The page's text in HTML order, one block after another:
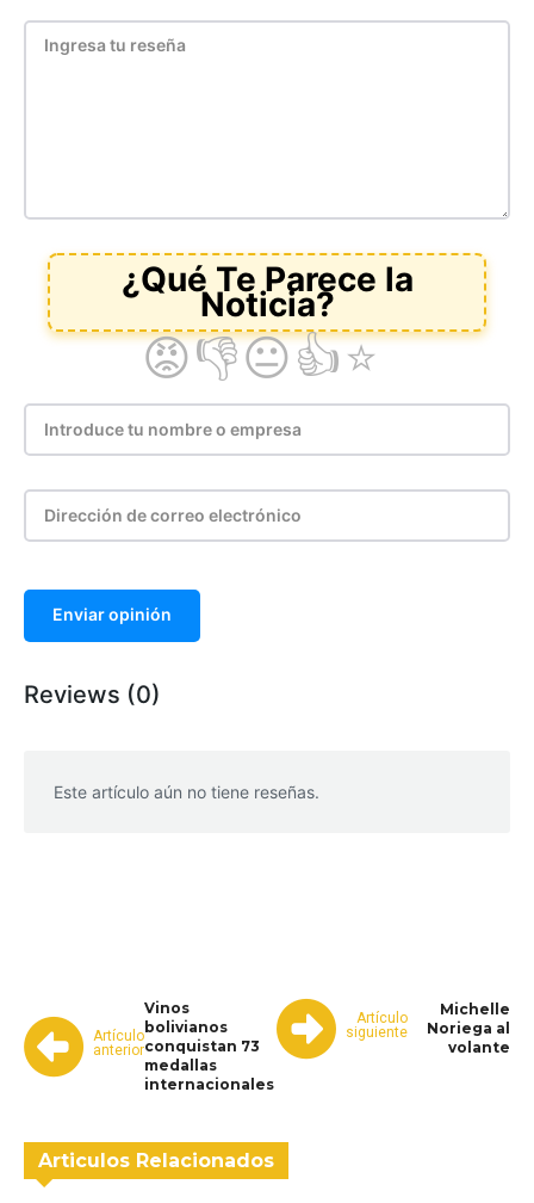
Enviar opinión
Reviews (0)
Este artículo aún no tiene reseñas.
Artículo
anterior
Vinos
bolivianos
conquistan 73
medallas
internacionales
Artículo
siguiente
Michelle
Noriega al
volante
Articulos Relacionados